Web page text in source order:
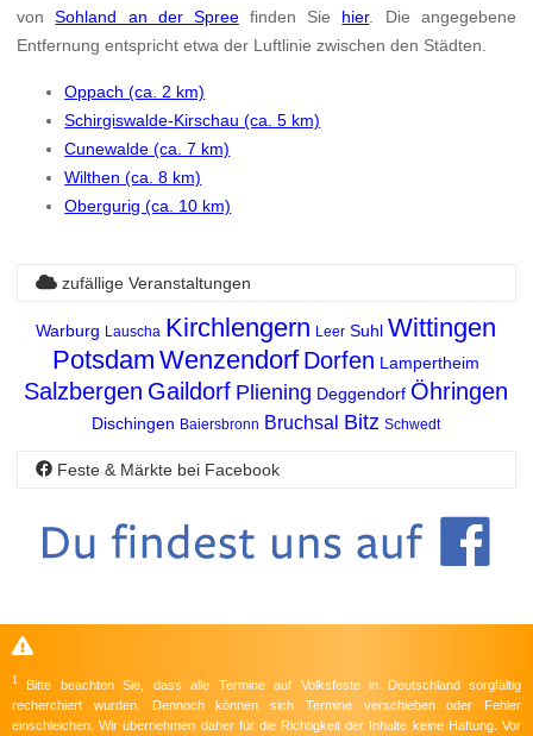
vonSohland an der Spreefinden Sie hier. Die angegebene
Entfernung entspricht etwa der Luftlinie zwischen den Städten.
Oppach (ca. 2 km)
Schirgiswalde-Kirschau (ca. 5 km)
Cunewalde (ca. 7 km)
Wilthen (ca. 8 km)
Obergurig (ca. 10 km)
zufällige Veranstaltungen
Warburg Lauscha Kirchlengern Leer Suhl Wittingen
Potsdam Wenzendorf Dorfen Lampertheim
Salzbergen Gaildorf Pliening Deggendorf Öhringen
Dischingen Baiersbronn Bruchsal Bitz Schwedt
Feste & Märkte bei Facebook
1 Bitte beachten Sie, dass alle Termine auf Volksfeste in Deutschland sorgfältig
recherchiert wurden. Dennoch können sich Termine verschieben oder Fehler
einschleichen. Wir übernehmen daher für die Richtigkeit der Inhalte keine Haftung. Vor